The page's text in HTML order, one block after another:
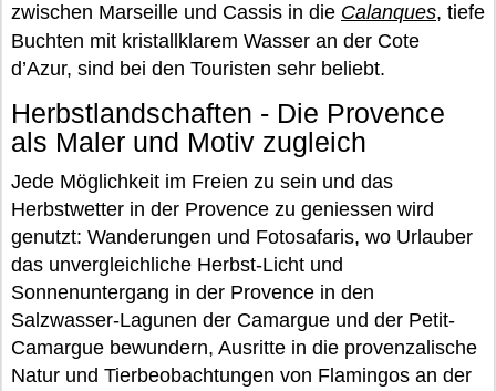
zwischen Marseille und Cassis in die Calanques, tiefe
Buchten mit kristallklarem Wasser an der Cote
d’Azur, sind bei den Touristen sehr beliebt.
Herbstlandschaften - Die Provence
als Maler und Motiv zugleich
Jede Möglichkeit im Freien zu sein und das
Herbstwetter in der Provence zu geniessen wird
genutzt: Wanderungen und Fotosafaris, wo Urlauber
das unvergleichliche Herbst-Licht und
Sonnenuntergang in der Provence in den
Salzwasser-Lagunen der Camargue und der Petit-
Camargue bewundern, Ausritte in die provenzalische
Natur und Tierbeobachtungen von Flamingos an der